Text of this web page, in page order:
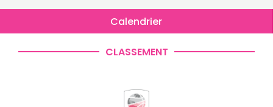
Calendrier
CLASSEMENT